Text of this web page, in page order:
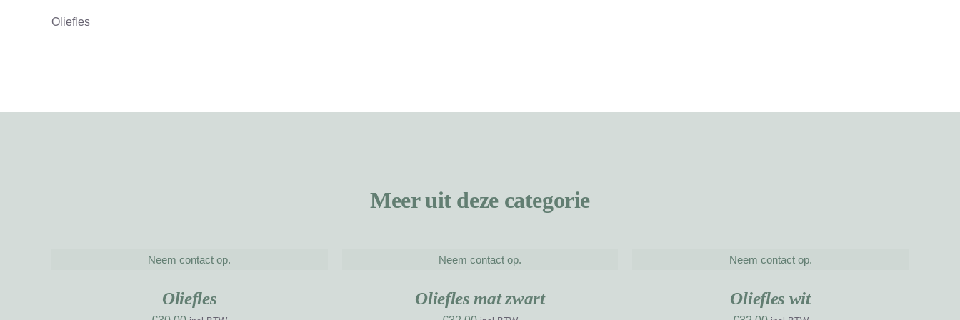
Oliefles
Meer uit deze categorie
Neem contact op.
Oliefles
Neem contact op.
Oliefles mat zwart
Neem contact op.
Oliefles wit